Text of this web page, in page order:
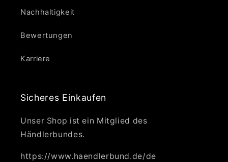
Nachhaltigkeit
Bewertungen
Karriere
Sicheres Einkaufen
Unser Shop ist ein Mitglied des
Händlerbundes.
https://www.haendlerbund.de/de